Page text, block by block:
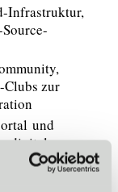
Infrastruktur,
Clubs zur
und
digitaler